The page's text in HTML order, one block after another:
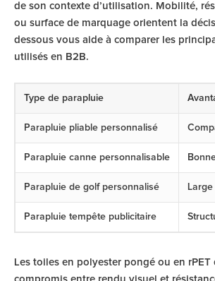
de son contexte d’utilisation. Mobilité,
ou surface de marquage orientent la
dessous vous aide à comparer les
utilisés en B2B.
Type de parapluie
Parapluie pliable personnalisé
Parapluie canne personnalisable
Parapluie de golf personnalisé
Parapluie tempête publicitaire
Les toiles en polyester pongé ou en